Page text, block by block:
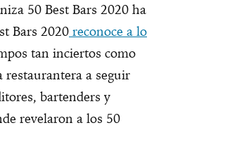
50 Best Bars 2020 ha
Bars 2020 reconoce a lo
tan inciertos como
restaurantera a seguir
bartenders y
revelaron a los 50